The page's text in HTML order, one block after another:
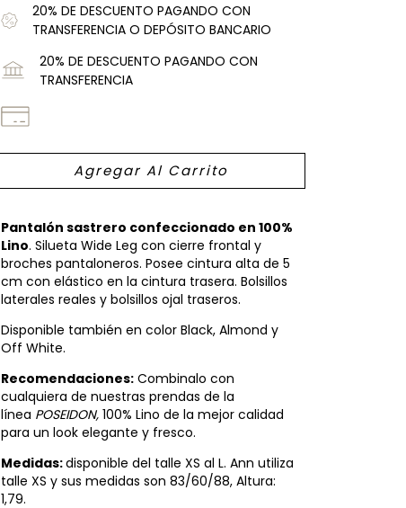
20% DE DESCUENTO PAGANDO CON
TRANSFERENCIA O DEPÓSITO BANCARIO
20% DE DESCUENTO PAGANDO CON
TRANSFERENCIA
Pantalón sastrero confeccionado en 100%
Lino. Silueta Wide Leg con cierre frontal y
broches pantaloneros. Posee cintura alta de 5
cm con elástico en la cintura trasera. Bolsillos
laterales reales y bolsillos ojal traseros.
Disponible también en color Black, Almond y
Off White.
Recomendaciones: Combinalo con
cualquiera de nuestras prendas de la
línea POSEIDON, 100% Lino de la mejor calidad
para un look elegante y fresco.
Medidas:disponible del talle XS al L. Ann utiliza
talle XS y sus medidas son 83/60/88, Altura:
1,79.